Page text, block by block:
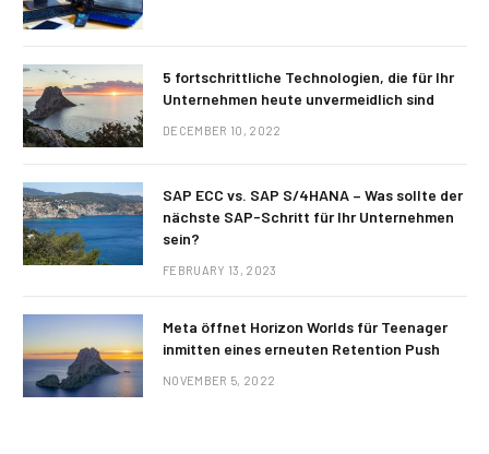
5 fortschrittliche Technologien, die für Ihr
Unternehmen heute unvermeidlich sind
DECEMBER 10, 2022
SAP ECC vs. SAP S/4HANA – Was sollte der
nächste SAP-Schritt für Ihr Unternehmen
sein?
FEBRUARY 13, 2023
Meta öffnet Horizon Worlds für Teenager
inmitten eines erneuten Retention Push
NOVEMBER 5, 2022